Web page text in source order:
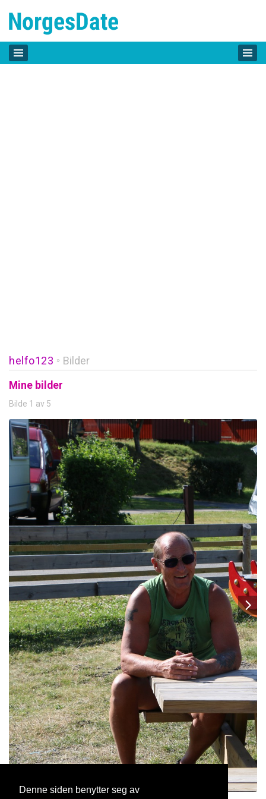
Denne siden benytter seg av
helfo123 » Bilder
Mine bilder
Bilde 1 av 5